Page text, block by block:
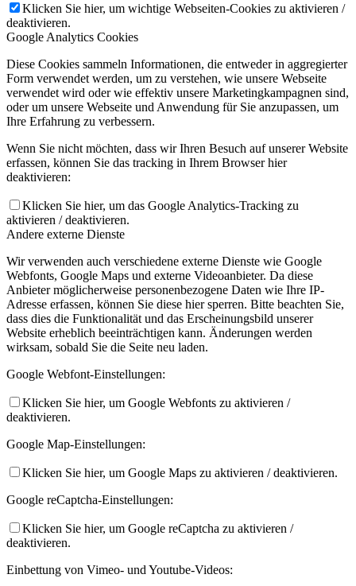
Klicken Sie hier, um wichtige Webseiten-Cookies zu aktivieren /
deaktivieren.
Google Analytics Cookies
Diese Cookies sammeln Informationen, die entweder in aggregierter
Form verwendet werden, um zu verstehen, wie unsere Webseite
verwendet wird oder wie effektiv unsere Marketingkampagnen sind,
oder um unsere Webseite und Anwendung für Sie anzupassen, um
Ihre Erfahrung zu verbessern.
Wenn Sie nicht möchten, dass wir Ihren Besuch auf unserer Website
erfassen, können Sie das tracking in Ihrem Browser hier
deaktivieren:
Klicken Sie hier, um das Google Analytics-Tracking zu
aktivieren / deaktivieren.
Andere externe Dienste
Wir verwenden auch verschiedene externe Dienste wie Google
Webfonts, Google Maps und externe Videoanbieter. Da diese
Anbieter möglicherweise personenbezogene Daten wie Ihre IP-
Adresse erfassen, können Sie diese hier sperren. Bitte beachten Sie,
dass dies die Funktionalität und das Erscheinungsbild unserer
Website erheblich beeinträchtigen kann. Änderungen werden
wirksam, sobald Sie die Seite neu laden.
Google Webfont-Einstellungen:
Klicken Sie hier, um Google Webfonts zu aktivieren /
deaktivieren.
Google Map-Einstellungen:
Klicken Sie hier, um Google Maps zu aktivieren / deaktivieren.
Google reCaptcha-Einstellungen:
Klicken Sie hier, um Google reCaptcha zu aktivieren /
deaktivieren.
Einbettung von Vimeo- und Youtube-Videos: